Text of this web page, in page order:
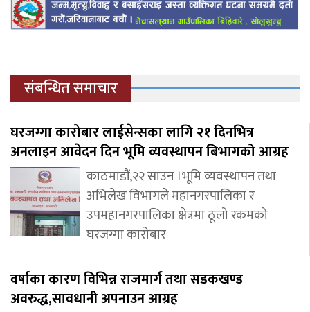
संबन्धित समाचार
घरजग्गा कारोबार लाईसेन्सका लागि २१ दिनभित्र
अनलाइन आवेदन दिन भूमि व्यवस्थापन बिभागको आग्रह
काठमाडौं,२२ साउन ।भूमि व्यवस्थापन तथा
अभिलेख विभागले महानगरपालिका र
उपमहानगरपालिका क्षेत्रमा ठूलो रकमको
घरजग्गा कारोबार
वर्षाका कारण विभिन्न राजमार्ग तथा सडकखण्ड
अवरुद्ध,सावधानी अपनाउन आग्रह